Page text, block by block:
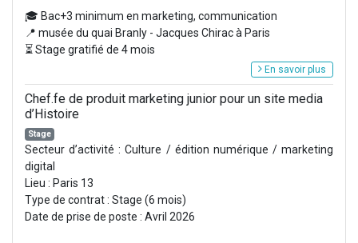
🎓 Bac+3 minimum en marketing, communication
📍 musée du quai Branly - Jacques Chirac à Paris
⏳ Stage gratifié de 4 mois
En savoir plus
Chef.fe de produit marketing junior pour un site media
d’Histoire
Stage
Secteur d’activité : Culture / édition numérique / marketing
digital
Lieu : Paris 13
Type de contrat : Stage (6 mois)
Date de prise de poste : Avril 2026